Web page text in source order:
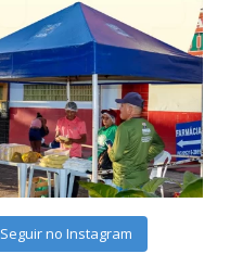
Seguir no Instagram